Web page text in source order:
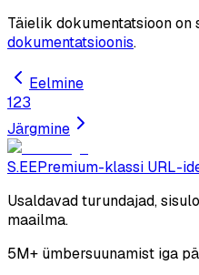
Täielik dokumentatsioon on
dokumentatsioonis.
Eelmine
123
Järgmine
S.EEPremium-klassi URL-
Usaldavad turundajad,
maailma.
5M+ ümbersuunamist iga